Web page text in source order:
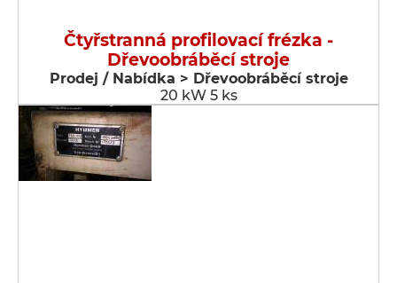
Čtyřstranná profilovací frézka -
Dřevoobráběcí stroje
Prodej / Nabídka > Dřevoobráběcí stroje
20 kW 5 ks